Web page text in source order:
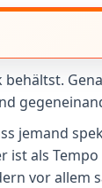
jemand
als
vor allem